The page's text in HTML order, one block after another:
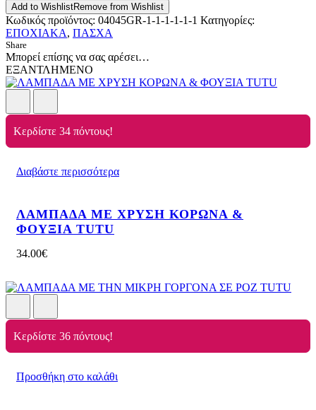
Add to WishlistRemove from Wishlist
Κωδικός προϊόντος: 04045GR-1-1-1-1-1-1 Κατηγορίες:
ΕΠΟΧΙΑΚΑ, ΠΑΣΧΑ
Share
Μπορεί επίσης να σας αρέσει…
ΕΞΑΝΤΛΗΜΕΝΟ
Κερδίστε 34 πόντους!
Διαβάστε περισσότερα
ΛΑΜΠΑΔΑ ΜΕ ΧΡΥΣΗ ΚΟΡΩΝΑ &
ΦΟΥΞΙΑ TUTU
34.00€
Κερδίστε 36 πόντους!
Προσθήκη στο καλάθι